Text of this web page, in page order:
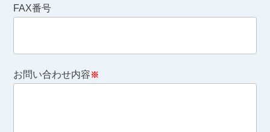
FAX番号
お問い合わせ内容※